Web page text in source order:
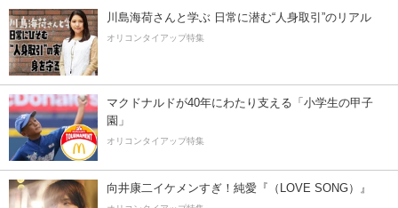
川島海荷さんと学ぶ 日常に潜む“人身取引”のリアル
オリコンタイアップ特集
マクドナルドが40年にわたり支える「小学生の甲子
園」
オリコンタイアップ特集
向井康二イケメンすぎ！純愛『（LOVE SONG）』